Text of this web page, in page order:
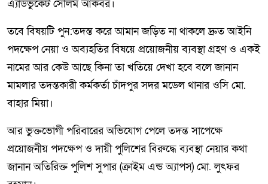
এ্যাডভুকেট সেলিম আকবর।
তবে বিষয়টি পুন:তদন্ত করে আমান জড়িত না থাকলে দ্রুত আইনি
পদক্ষেপ নেয়া ও অব্যহতির বিষয়ে প্রয়োজনীয় ব্যবস্থা গ্রহণ ও একই
নামের আর কেউ আছে কিনা তা খতিয়ে দেখা হবে বলে জানান
মামলার তদন্তকারী কর্মকর্তা চাঁদপুর সদর মডেল থানার ওসি মো.
বাহার মিয়া।
আর ভুক্তভোগী পরিবারের অভিযোগ পেলে তদন্ত সাপেক্ষে
প্রয়োজনীয় পদক্ষেপ ও দায়ী পুলিশের বিরুদ্ধে ব্যবস্থা নেয়ার কথা
জানান অতিরিক্ত পুলিশ সুপার (ক্রাইম এন্ড অ্যাপস) মো. লুৎফর